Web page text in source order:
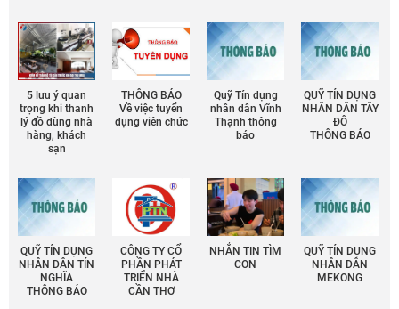
5 lưu ý quan
trọng khi thanh
lý đồ dùng nhà
hàng, khách
sạn
THÔNG BÁO
Về việc tuyển
dụng viên chức
Quỹ Tín dụng
nhân dân Vĩnh
Thạnh thông
báo
QUỸ TÍN DỤNG
NHÂN DÂN TÂY
ĐÔ
THÔNG BÁO
QUỸ TÍN DỤNG
NHÂN DÂN TÍN
NGHĨA
THÔNG BÁO
CÔNG TY CỔ
PHẦN PHÁT
TRIỂN NHÀ
CẦN THƠ
NHẮN TIN TÌM
CON
QUỸ TÍN DỤNG
NHÂN DÂN
MEKONG